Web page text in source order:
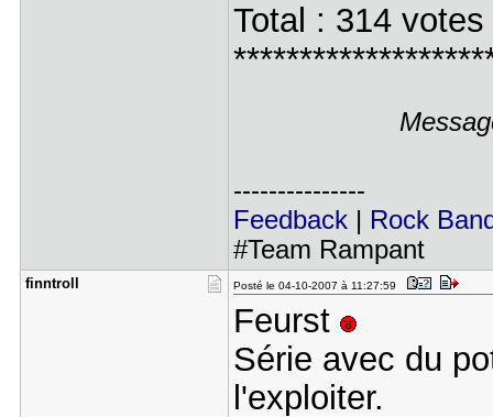
Total : 314
---------------
Feedback| Rock
#Team Rampant
finntroll Posté le 04-10-2007 à 11:27:59
Feurst
Série avec du
l'exploiter.